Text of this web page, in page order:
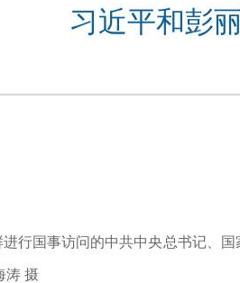
习近平和彭
行国事访问的中共中央总书记、
涛 摄